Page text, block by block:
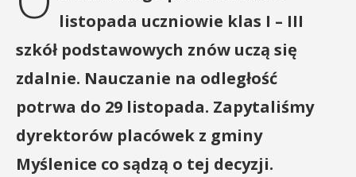
listopada uczniowie klas I – III
szkół podstawowych znów uczą się
zdalnie. Nauczanie na odległość
potrwa do 29 listopada. Zapytaliśmy
dyrektorów placówek z gminy
Myślenice co sądzą o tej decyzji.